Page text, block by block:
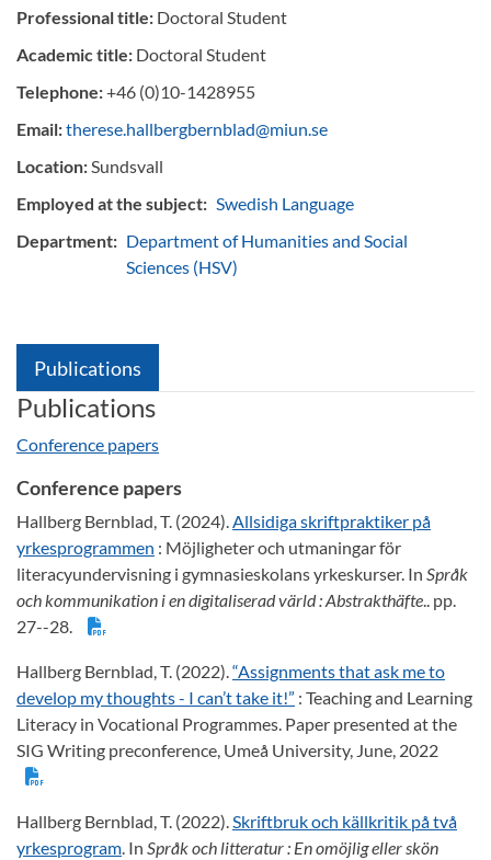
Professional title: Doctoral Student
Academic title: Doctoral Student
Telephone:+46 (0)10-1428955
Email:therese.hallbergbernblad@miun.se
Location:Sundsvall
Employed at the subject: Swedish Language
Department: Department of Humanities and Social
Sciences (HSV)
Publications
Publications
Conference papers
Conference papers
Hallberg Bernblad, T. (2024).Allsidiga skriftpraktiker på
yrkesprogrammen : Möjligheter och utmaningar för
literacyundervisning i gymnasieskolans yrkeskurser. In Språk
och kommunikation i en digitaliserad värld: Abstrakthäfte.. pp.
27--28.
Hallberg Bernblad, T. (2022).“Assignments that ask me to
develop my thoughts - I can’t take it!” : Teaching and Learning
Literacy in Vocational Programmes. Paper presented at the
SIG Writing preconference, Umeå University, June, 2022
Hallberg Bernblad, T. (2022).Skriftbruk och källkritik på två
yrkesprogram. In Språk och litteratur: En omöjlig eller skön